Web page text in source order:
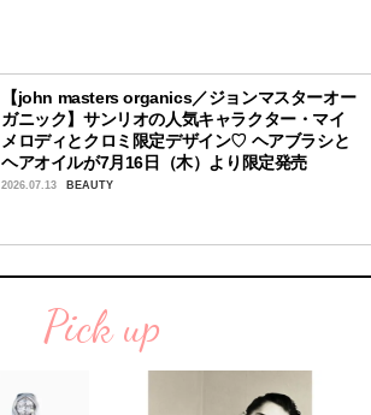
【john masters organics／ジョンマスターオー
ガニック】サンリオの人気キャラクター・マイ
メロディとクロミ限定デザイン♡ ヘアブラシと
ヘアオイルが7月16日（木）より限定発売
2026.07.13 BEAUTY
Pick up